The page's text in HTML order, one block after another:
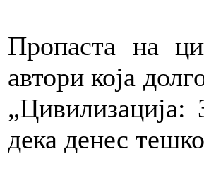
Пропаста на
автори која
„Цивилизација:
дека денес